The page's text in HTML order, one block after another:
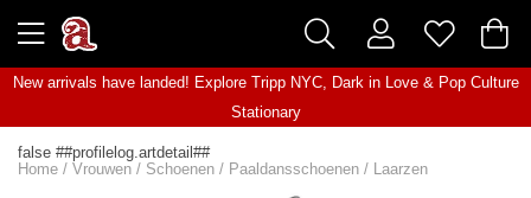
New arrivals have landed! Explore Tripp NYC, Dark in Love& Pop Culture
Stationary
false ##profilelog.artdetail##
Home / Vrouwen / Schoenen / Paaldansschoenen / Laarzen